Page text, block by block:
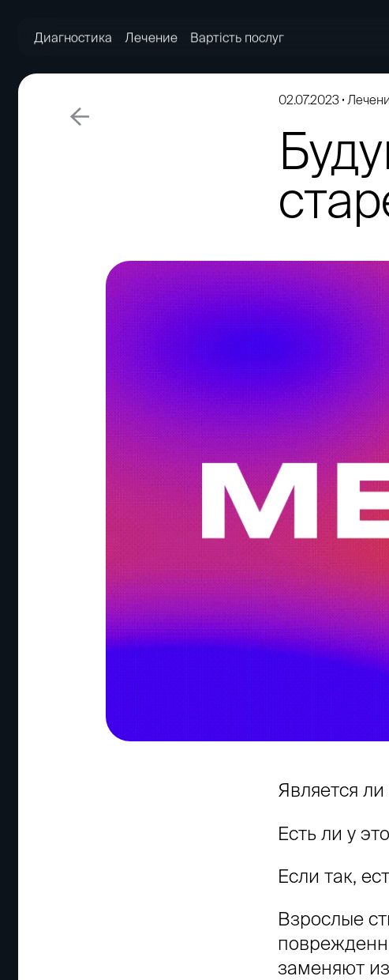
Диагностика Лечение Вартість послуг
02.07.2023
Является
Есть ли у
Если так,
Взрослые
заменяют